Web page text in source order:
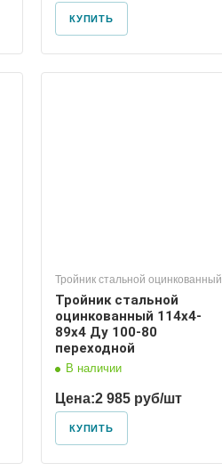
КУПИТЬ
Тройник стальной оцинкованный
Тройник стальной
оцинкованный 114х4-
89х4 Ду 100-80
переходной
В наличии
Цена:2 985 руб/шт
КУПИТЬ